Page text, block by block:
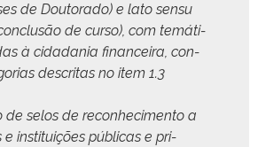
de Doutora­do) e lato sen­su
de cur­so), com temáti­
à cidada­nia finan­ceira, con­
descritas no item 1.3
de selos de recon­hec­i­men­to a
e insti­tu­ições públi­cas e pri­